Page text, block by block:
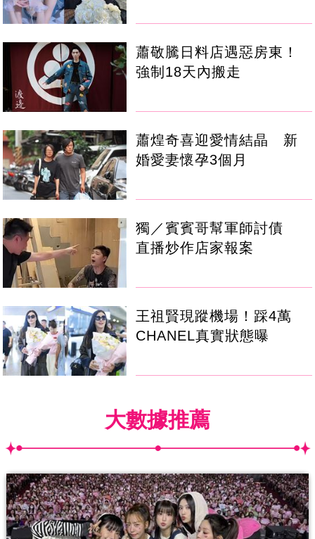
蕭敬騰日料店遇惡房東！
強制18天內搬走
蕭煌奇喜迎愛情結晶 新
婚愛妻懷孕3個月
獨／賓賓哥幫軍師討債
直播炒作店家報案
王祖賢現蹤機場！踩4萬
CHANEL真實狀態曝
大數據推薦